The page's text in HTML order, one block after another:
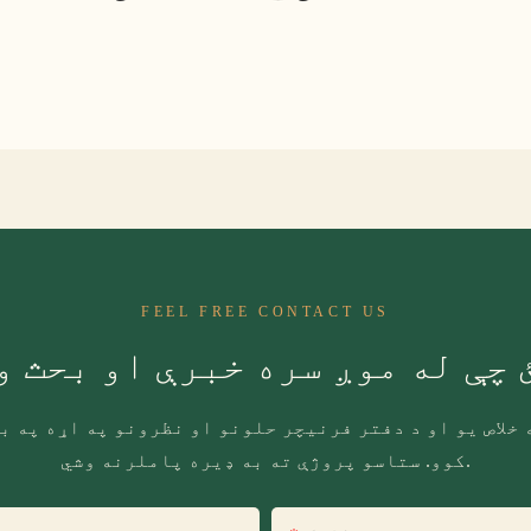
FEEL FREE CONTACT US
چې له موږ سره خبرې او بحث
خلاص یو او د دفتر فرنیچر حلونو او نظرونو په اړه په
کوو. ستاسو پروژې ته به ډیره پاملرنه وشي.